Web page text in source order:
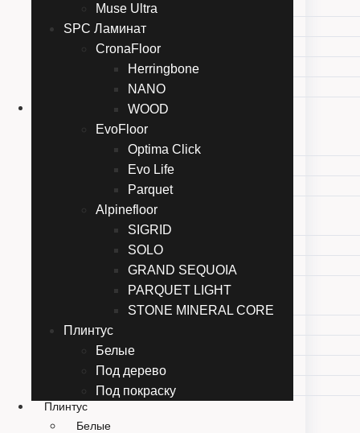
Muse Ultra
SPC Ламинат
CronaFloor
Herringbone
NANO
WOOD
EvoFloor
Optima Click
Evo Life
Parquet
Alpinefloor
SIGRID
SOLO
GRAND SEQUOIA
PARQUET LIGHT
STONE MINERAL CORE
Плинтус
Белые
Под дерево
Под покраску
Impressive Ultra
Perspective Hidro
Impressive Patterns Ultra
Castle Ultra
Muse Ultra
SPC Ламинат
CronaFloor
Herringbone
NANO
WOOD
EvoFloor
Optima Click
Evo Life
Parquet
Alpinefloor
SIGRID
SOLO
GRAND SEQUOIA
PARQUET LIGHT
STONE MINERAL CORE
Плинтус
Белые